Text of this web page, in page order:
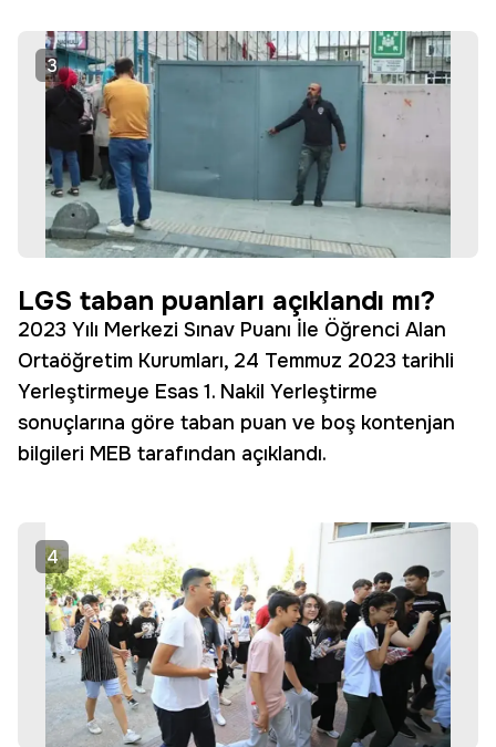
3
LGS taban puanları açıklandı mı?
2023 Yılı Merkezi Sınav Puanı İle Öğrenci Alan
Ortaöğretim Kurumları, 24 Temmuz 2023 tarihli
Yerleştirmeye Esas 1. Nakil Yerleştirme
sonuçlarına göre taban puan ve boş kontenjan
bilgileri MEB tarafından açıklandı.
4